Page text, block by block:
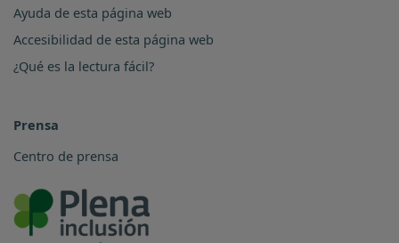
Ayuda de esta página web
Accesibilidad de esta página web
¿Qué es la lectura fácil?
Prensa
Centro de prensa